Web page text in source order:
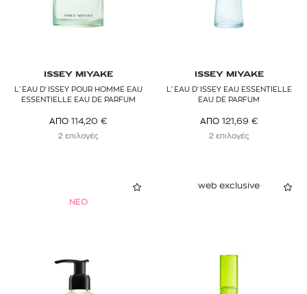
ISSEY MIYAKE
L'EAU D'ISSEY POUR HOMME EAU
ESSENTIELLE EAU DE PARFUM
ΑΠΟ 114,20 €
2 επιλογές
ISSEY MIYAKE
L'EAU D'ISSEY EAU ESSENTIELLE
EAU DE PARFUM
ΑΠΟ 121,69 €
2 επιλογές
NEO
web exclusive